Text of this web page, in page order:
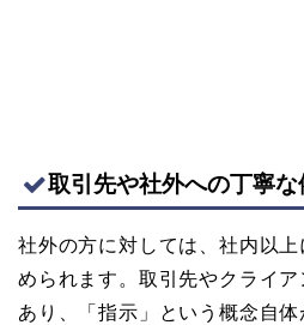
取引先や社外への丁寧
社外の方に対しては、社内以
められます。取引先やクライ
あり、「指示」という概念自